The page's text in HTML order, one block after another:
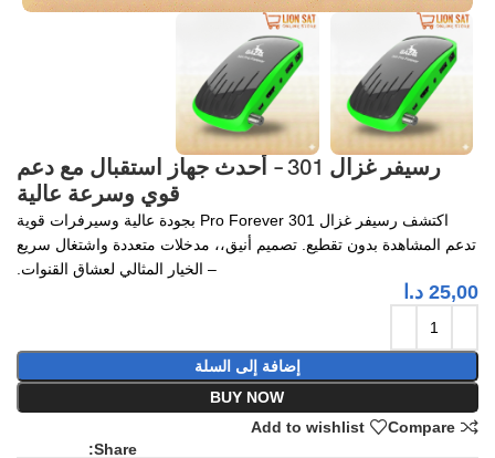
رسيفر غزال 301 – أحدث جهاز استقبال مع دعم
قوي وسرعة عالية
اكتشف رسيفر غزال 301 Pro Forever بجودة عالية وسيرفرات قوية
تدعم المشاهدة بدون تقطيع. تصميم أنيق،، مدخلات متعددة واشتغال سريع
– الخيار المثالي لعشاق القنوات.
25,00 د.ا
إضافة إلى السلة
BUY NOW
Compare
Add to wishlist
Share: